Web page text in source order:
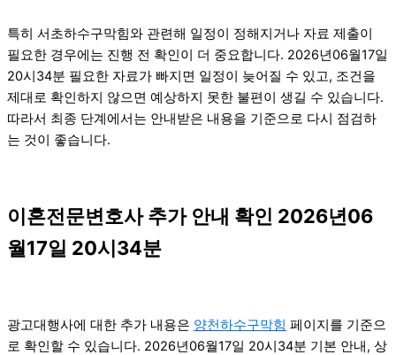
특히 서초하수구막힘와 관련해 일정이 정해지거나 자료 제출이
필요한 경우에는 진행 전 확인이 더 중요합니다. 2026년06월17일
20시34분 필요한 자료가 빠지면 일정이 늦어질 수 있고, 조건을
제대로 확인하지 않으면 예상하지 못한 불편이 생길 수 있습니다.
따라서 최종 단계에서는 안내받은 내용을 기준으로 다시 점검하
는 것이 좋습니다.
이혼전문변호사 추가 안내 확인 2026년06
월17일 20시34분
광고대행사에 대한 추가 내용은 양천하수구막힘 페이지를 기준으
로 확인할 수 있습니다. 2026년06월17일 20시34분 기본 안내, 상